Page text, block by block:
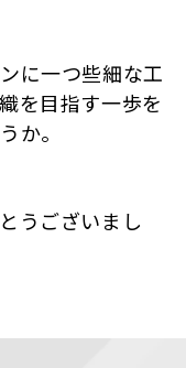
に一つ些細な工
を目指す一歩を
か。
うございまし